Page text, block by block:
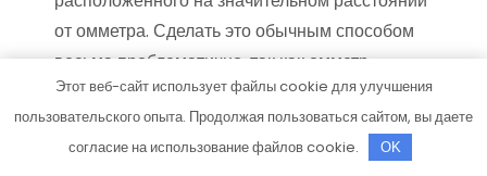
от омметра. Сделать это обычным способом
весьма проблематично, так как омметр
измерит все сопротивления цепи, включая
сопротивления соединительных проводов
(Rпровода) и сопротивление самого
Этот веб-сайт использует файлы cookie для улучшения
пользовательского опыта. Продолжая пользоваться сайтом, вы даете
согласие на использование файлов cookie.
OK